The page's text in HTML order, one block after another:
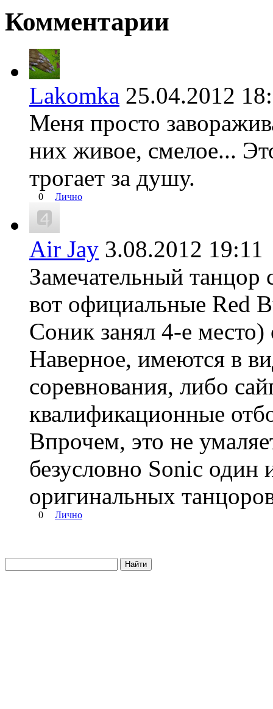
Комментарии
Lakomka 25.04.2012
Меня просто
них живое, смелое...
трогает за душу.
0 Лично
Air Jay 3.08.2012
Замечательный танцор
вот официальные Red
Соник занял 4-е
Наверное, имеются в
соревнования, либо
квалификационные
Впрочем, это не
безусловно Sonic
оригинальных
0 Лично